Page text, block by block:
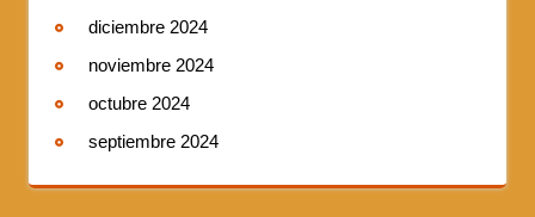
diciembre 2024
noviembre 2024
octubre 2024
septiembre 2024